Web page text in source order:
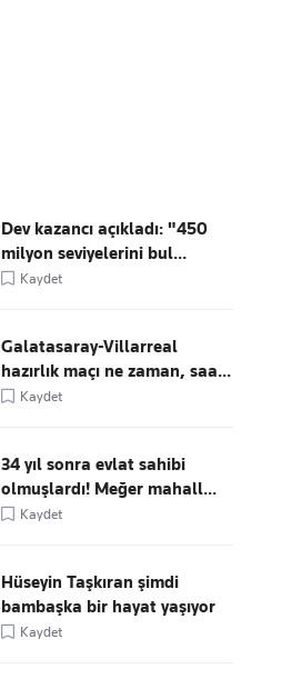
Dev kazancı açıkladı: "450
milyon seviyelerini bul...
Kaydet
Galatasaray-Villarreal
hazırlık maçı ne zaman, saa...
Kaydet
34 yıl sonra evlat sahibi
olmuşlardı! Meğer mahall...
Kaydet
Hüseyin Taşkıran şimdi
bambaşka bir hayat yaşıyor
Kaydet